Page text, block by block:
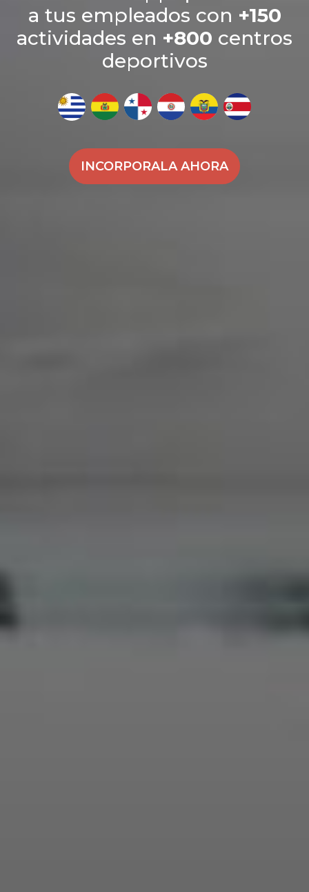
a tus empleados con +150
actividades en +800 centros
deportivos
INCORPORALA AHORA